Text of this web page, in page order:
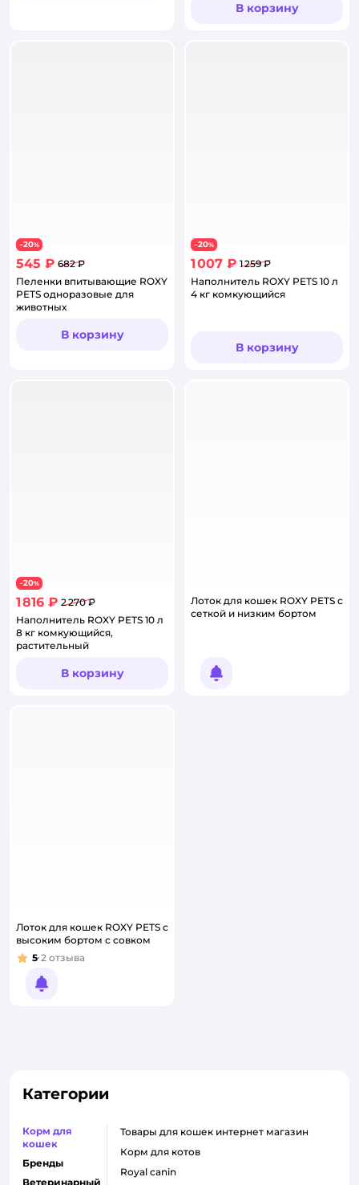
В корзину
−20%
545 ₽ 682 ₽
Пеленки впитывающие ROXY
PETS одноразовые для
животных
В корзину
−20%
1 007 ₽ 1 259 ₽
Наполнитель ROXY PETS 10 л
4 кг комкующийся
В корзину
−20%
1 816 ₽ 2 270 ₽
Наполнитель ROXY PETS 10 л
8 кг комкующийся,
растительный
В корзину
Лоток для кошек ROXY PETS с
сеткой и низким бортом
Уведомить о появлении
Лоток для кошек ROXY PETS с
высоким бортом с совком
Рейтинг:
5 2 отзыва
Уведомить о появлении
Категории
Корм для
кошек
Бренды
Ветеринарный
товары для кошек интернет магазин
корм для котов
royal canin